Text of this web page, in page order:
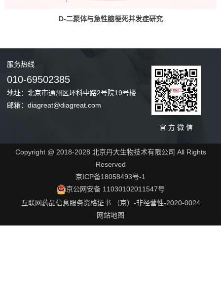
D-二聚体与急性脑梗死并发症研究
服务热线
010-69502385
地址：北京市通州区环科中路2号院19号楼
邮箱：diagreat@diagreat.com
官 方 微 信
Copyright @ 2018-2028 北京丹大生物技术有限公司 All Rights
Reserved
京ICP备18058493号-1
京公网安备 11030102011547号
互联网药品信息服务资格证书 （京）-非经营性-2020-0024
网站地图